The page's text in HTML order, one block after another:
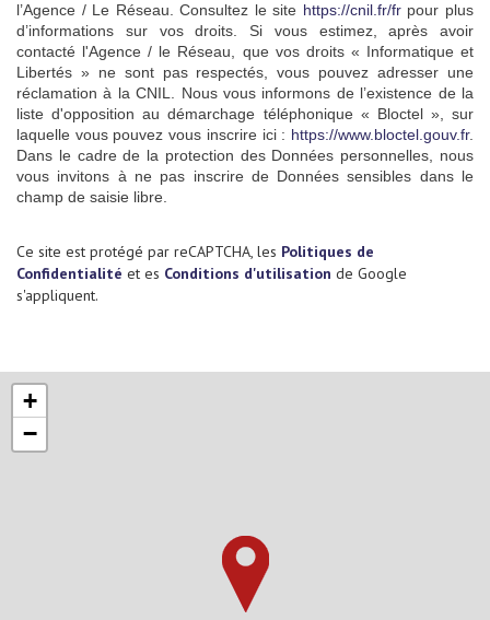
l’Agence / Le Réseau. Consultez le site https://cnil.fr/frpour plus
d’informations sur vos droits. Si vous estimez, après avoir
contacté l'Agence / le Réseau, que vos droits « Informatique et
Libertés » ne sont pas respectés, vous pouvez adresser une
réclamation à la CNIL. Nous vous informons de l’existence de la
liste d'opposition au démarchage téléphonique « Bloctel », sur
laquelle vous pouvez vous inscrire ici : https://www.bloctel.gouv.fr.
Dans le cadre de la protection des Données personnelles, nous
vous invitons à ne pas inscrire de Données sensibles dans le
champ de saisie libre.
Ce site est protégé par reCAPTCHA, les Politiques de
Confidentialité et es Conditions d'utilisation de Google
s'appliquent.
+
−